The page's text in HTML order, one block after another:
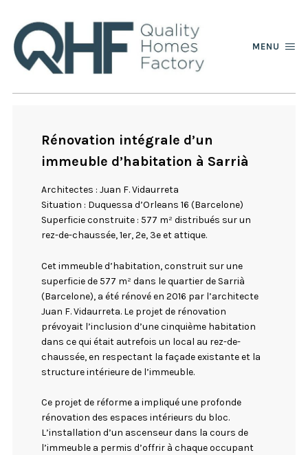
MENU
Rénovation intégrale d’un
immeuble d’habitation à Sarrià
Architectes : Juan F. Vidaurreta
Situation : Duquessa d’Orleans 16 (Barcelone)
Superficie construite : 577 m² distribués sur un
rez-de-chaussée, 1er, 2e, 3e et attique.
Cet immeuble d’habitation, construit sur une
superficie de 577 m² dans le quartier de Sarrià
(Barcelone), a été rénové en 2016 par l’architecte
Juan F. Vidaurreta. Le projet de rénovation
prévoyait l’inclusion d’une cinquième habitation
dans ce qui était autrefois un local au rez-de-
chaussée, en respectant la façade existante et la
structure intérieure de l’immeuble.
Ce projet de réforme a impliqué une profonde
rénovation des espaces intérieurs du bloc.
L’installation d’un ascenseur dans la cours de
l’immeuble a permis d’offrir à chaque occupant